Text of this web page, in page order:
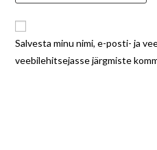
Salvesta minu nimi, e-posti- ja
veebilehitsejasse järgmiste